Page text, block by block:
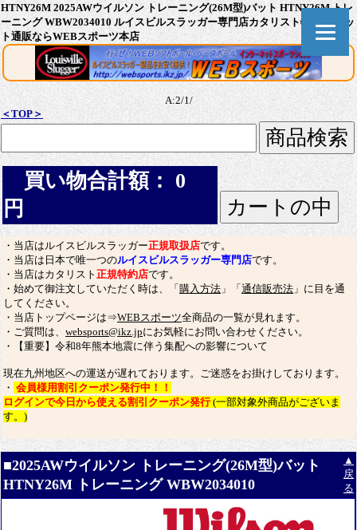
HTNY26M 2025AWウイルソン トレーニング(26M型)バット HTNY26M トレ
ーニング WBW2034010 ルイスビルスラッガー専門店カタリスト特約店 バッ
ト通販ならWEBスポーツ本店
A:2/1/
＜TOP＞
買い物合計額： 0
円
・当店はルイスビルスラッガー正規取扱店です。
・当店は日本で唯一つのルイスビルスラッガー専門店です。
・当店はカタリスト 正規特約店です。
・始めて御注文していただく時は、「購入方法 」「通信販売法 」に目を通
してください。
・当店トップページは⇒WEBスポーツ全商品の一覧が見れます。
・ご質問は、 websports@ikz.jpにお気軽にお問い合わせください。
・【重要】令和8年熊本地震に伴う集配への影響について
現在九州地区への運送が遅れております。ご迷惑をお掛けしております。
・ 会員様用割引クーポン発行中！！
ログインで今日から使える割引クーポン発行(一部対象外商品がございま
す。)
■2025AWウイルソン トレーニング(26M型)バット
HTNY26M トレーニング WBW2034010
▲
戻
る